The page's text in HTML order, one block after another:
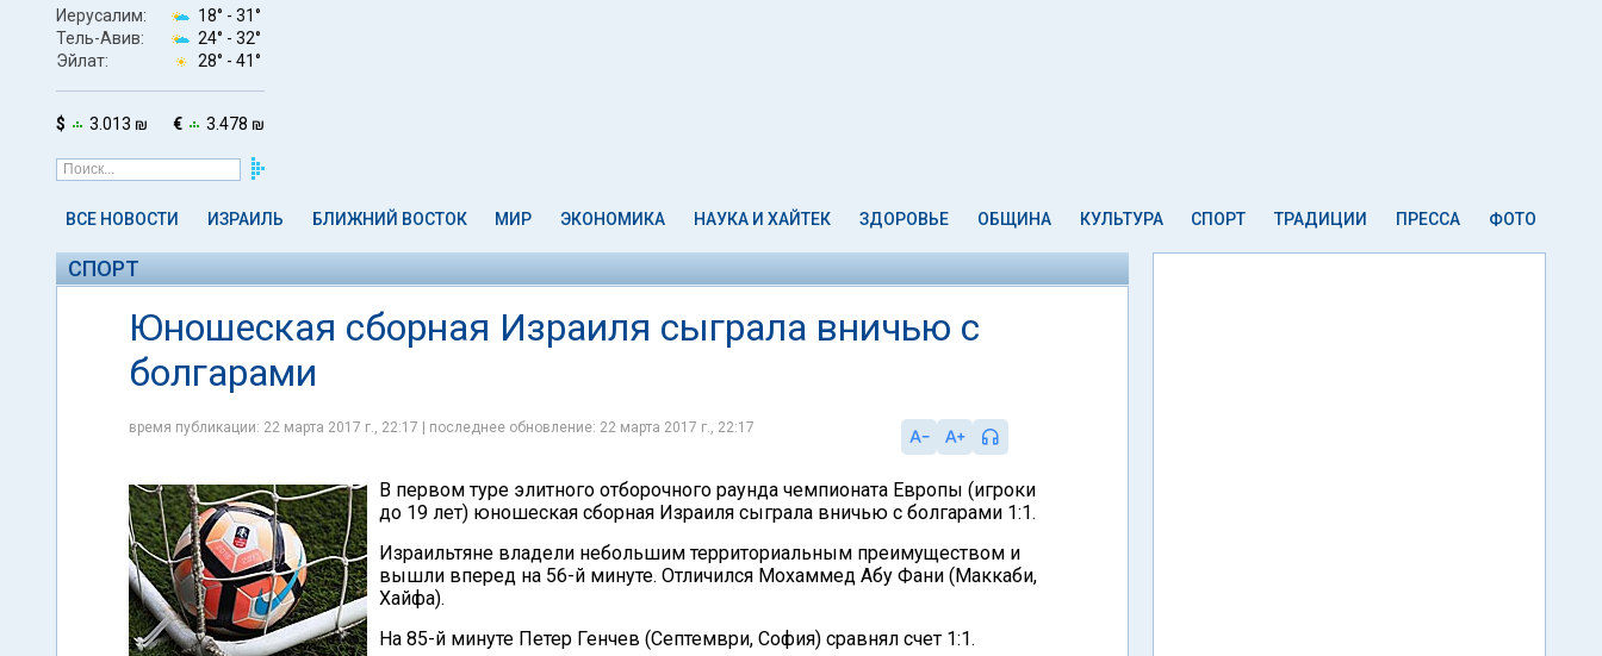
Иерусалим: 18° - 31°
Тель-Авив:
24° - 32°
Эйлат:
28° - 41°
$ 3.013 ₪ € 3.478 ₪
ВСЕ НОВОСТИ ИЗРАИЛЬ БЛИЖНИЙ ВОСТОК МИР ЭКОНОМИКА НАУКА И ХАЙТЕК ЗДОРОВЬЕ ОБЩИНА КУЛЬТУРА СПОРТ ТРАДИЦИИ ПРЕССА ФОТО
СПОРТ
Юношеская сборная Израиля сыграла вничью с
болгарами
время публикации: 22 марта 2017 г., 22:17 | последнее обновление: 22 марта 2017 г., 22:17
В первом туре элитного отборочного раунда чемпионата Европы (игроки
до 19 лет) юношеская сборная Израиля сыграла вничью с болгарами 1:1.
Израильтяне владели небольшим территориальным преимуществом и
вышли вперед на 56-й минуте. Отличился Мохаммед Абу Фани (Маккаби,
Хайфа).
На 85-й минуте Петер Генчев (Септември, София) сравнял счет 1:1.